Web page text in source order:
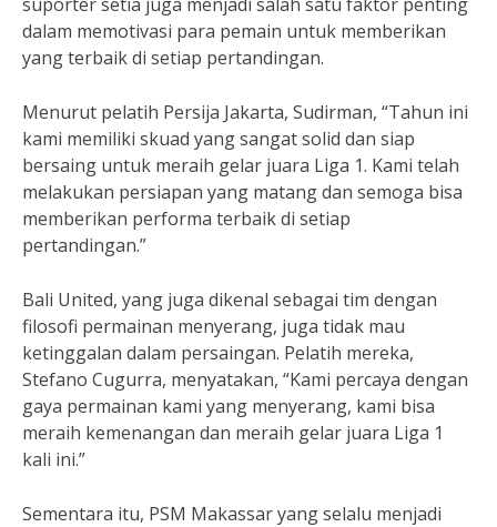
dalam memotivasi para pemain untuk memberikan
yang terbaik di setiap pertandingan.
Menurut pelatih Persija Jakarta, Sudirman, “Tahun ini
kami memiliki skuad yang sangat solid dan siap
bersaing untuk meraih gelar juara Liga 1. Kami telah
melakukan persiapan yang matang dan semoga bisa
memberikan performa terbaik di setiap
pertandingan.”
Bali United, yang juga dikenal sebagai tim dengan
filosofi permainan menyerang, juga tidak mau
ketinggalan dalam persaingan. Pelatih mereka,
Stefano Cugurra, menyatakan, “Kami percaya dengan
gaya permainan kami yang menyerang, kami bisa
meraih kemenangan dan meraih gelar juara Liga 1
kali ini.”
Sementara itu, PSM Makassar yang selalu menjadi